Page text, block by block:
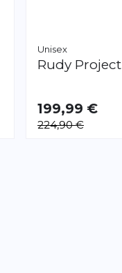
Unisex
Rudy Project
199,99 €
224,90 €